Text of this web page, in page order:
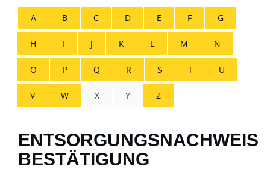
A B C D E F G
H I J K L M N
O P Q R S T U
V W X Y Z
ENTSORGUNGSNACHWEIS
BESTÄTIGUNG